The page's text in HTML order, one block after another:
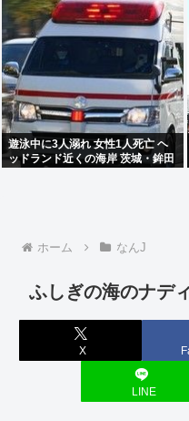
遊泳中に3人溺れ 女性1人死亡 ヘ
ッドランド近くの海岸 茨城・鉾田
ホーム なんJ
ふしぎの海のナデ
X
LINE